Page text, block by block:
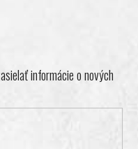
informácie o nových